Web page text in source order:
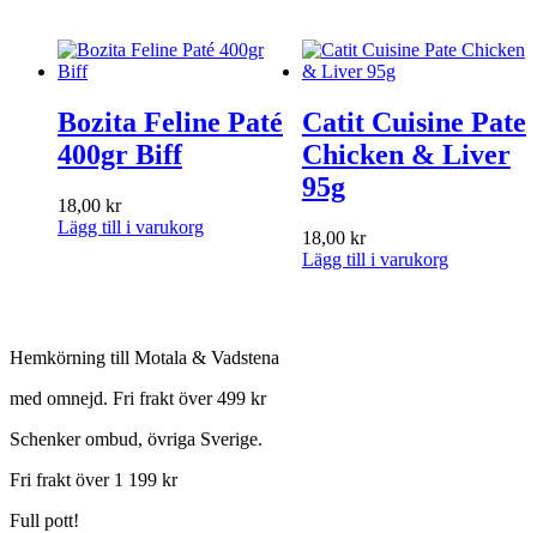
Bozita Feline Paté
400gr Biff
18,00 kr
Lägg till i varukorg
Catit Cuisine Pate
Chicken & Liver
95g
18,00 kr
Lägg till i varukorg
Hemkörning till Motala & Vadstena
med omnejd. Fri frakt över 499 kr
Schenker ombud, övriga Sverige.
Fri frakt över 1 199 kr
Full pott!